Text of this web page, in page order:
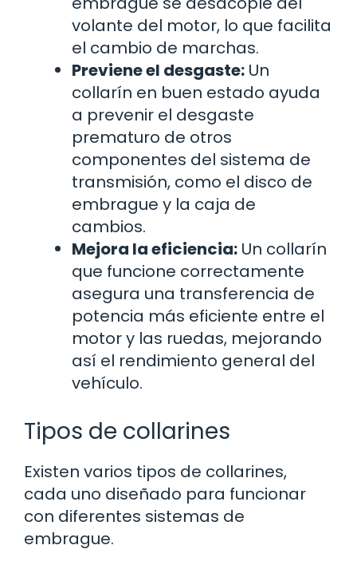
volante del motor, lo que facilita
el cambio de marchas.
Previene el desgaste: Un
collarín en buen estado ayuda
a prevenir el desgaste
prematuro de otros
componentes del sistema de
transmisión, como el disco de
embrague y la caja de
cambios.
Mejora la eficiencia: Un collarín
que funcione correctamente
asegura una transferencia de
potencia más eficiente entre el
motor y las ruedas, mejorando
así el rendimiento general del
vehículo.
Tipos de collarines
Existen varios tipos de collarines,
cada uno diseñado para funcionar
con diferentes sistemas de
embrague.